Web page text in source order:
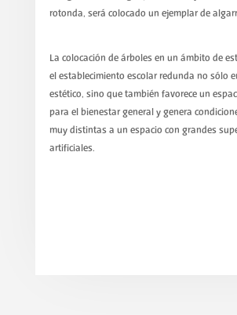
rotonda, será colocado un ejemplar de
La colocación de árboles en un ámbito de
el establecimiento escolar redunda no sólo
estético, sino que también favorece un
para el bienestar general y genera
muy distintas a un espacio con grandes
artificiales.